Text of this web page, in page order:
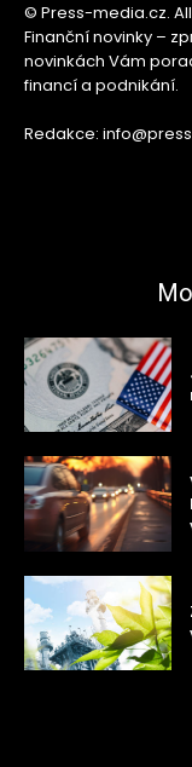
© Press-media.cz.
Finanční novinky –
novinkách Vám
financí a podnikání.
Redakce: